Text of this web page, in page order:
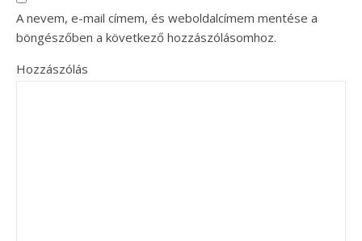
A nevem, e-mail címem, és weboldalcímem mentése a
böngészőben a következő hozzászólásomhoz.
Hozzászólás